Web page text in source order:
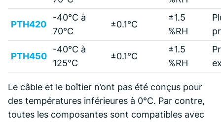
PTH420
-40°C à
70°C
±0.1°C
±1.5
%RH
PTH450
-40°C à
125°C
±0.1°C
±1.5
%RH
Le câble et le boîtier n’ont pas été conçus pour
des températures inférieures à 0°C. Par contre,
toutes les composantes sont compatibles avec